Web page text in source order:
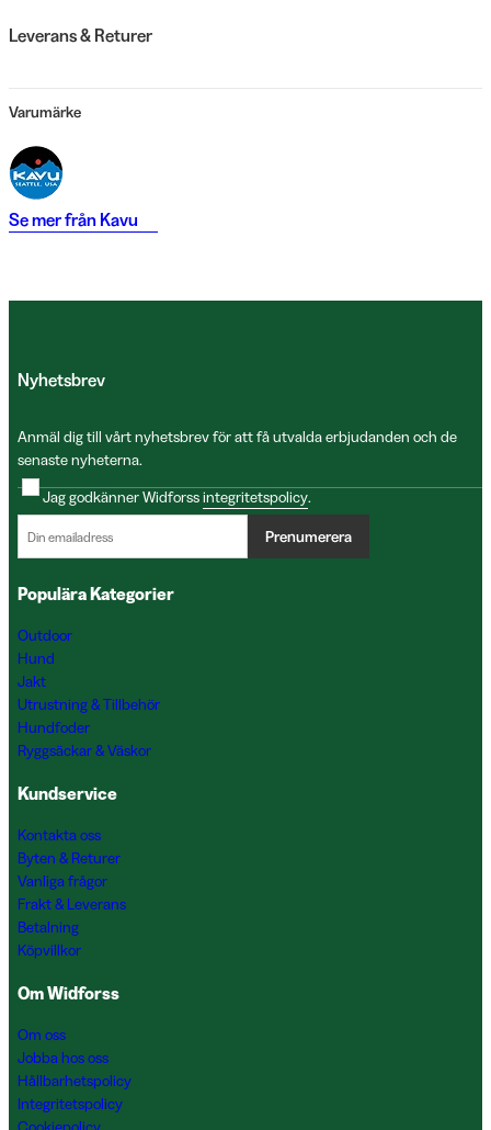
Leverans & Returer
Varumärke
Se mer från Kavu
Nyhetsbrev
Anmäl dig till vårt nyhetsbrev för att få utvalda erbjudanden och de
senaste nyheterna.
Jag godkänner Widforssintegritetspolicy.
Prenumerera
Populära Kategorier
Outdoor
Hund
Jakt
Utrustning & Tillbehör
Hundfoder
Ryggsäckar & Väskor
Kundservice
Kontakta oss
Byten & Returer
Vanliga frågor
Frakt & Leverans
Betalning
Köpvillkor
Om Widforss
Om oss
Jobba hos oss
Hållbarhetspolicy
Integritetspolicy